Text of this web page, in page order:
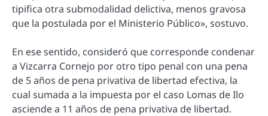
tipifica otra submodalidad delictiva, menos gravosa
que la postulada por el Ministerio Público», sostuvo.
En ese sentido, consideró que corresponde condenar
a Vizcarra Cornejo por otro tipo penal con una pena
de 5 años de pena privativa de libertad efectiva, la
cual sumada a la impuesta por el caso Lomas de Ilo
asciende a 11 años de pena privativa de libertad.